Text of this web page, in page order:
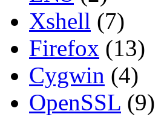
Xshell (7)
Firefox (13)
Cygwin (4)
OpenSSL (9)